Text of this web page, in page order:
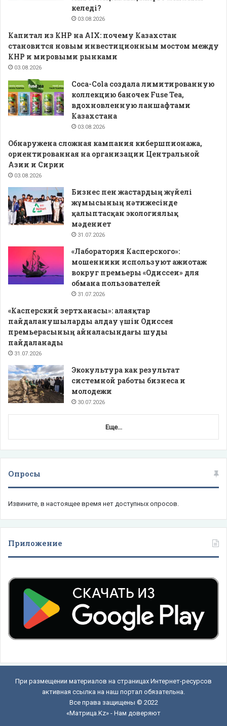
келеді?
03.08.2026
Капитал из КНР на AIX: почему Казахстан
становится новым инвестиционным мостом между
КНР и мировыми рынками
03.08.2026
Coca-Cola создала лимитированную
коллекцию баночек Fuse Tea,
вдохновленную ланшафтами
Казахстана
03.08.2026
Обнаружена сложная кампания кибершпионажа,
ориентированная на организации Центральной
Азии и Сирии
03.08.2026
Бизнес пен жастардың жүйелі
жұмысының нәтижесінде
қалыптасқан экологиялық
мәдениет
31.07.2026
«Лаборатория Касперского»:
мошенники используют ажиотаж
вокруг премьеры «Одиссеи» для
обмана пользователей
31.07.2026
«Касперский зертханасы»: алаяқтар
пайдаланушыларды алдау үшін Одиссея
премьерасының айналасындағы шуды
пайдаланады
31.07.2026
Экокультура как результат
системной работы бизнеса и
молодежи
30.07.2026
Еще...
Опросы
Извините, в настоящее время нет доступных опросов.
Приложение
При размещении материалов на страницах Интернет-ресурсов
активная ссылка на наш портал обязательна.
Все права защищены © 2022
«Матрица.Kz» - Нам доверяют